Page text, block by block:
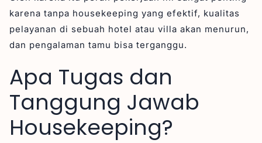
karena tanpa housekeeping yang efektif, kualitas
pelayanan di sebuah hotel atau villa akan menurun,
dan pengalaman tamu bisa terganggu.
Apa Tugas dan
Tanggung Jawab
Housekeeping?